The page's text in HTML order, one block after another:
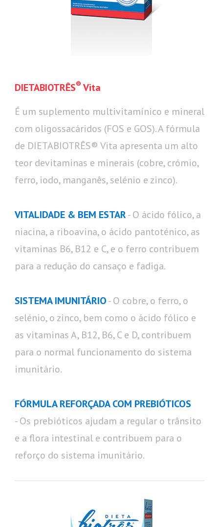
DIETABIOTRÊS® Vita
É um suplemento multivitamínico e mineral
com oligossacáridos (FOS e GOS). A fórmula
de DIETABIOTRÊS® Vita apresenta um alto
teor devitaminas e minerais (cobre, crómio,
ferro, iodo, manganês, selénio e zinco).
VITALIDADE & BEM ESTAR- O ácido fólico, a
niacina, a riboavina, o ácido pantoténico, as
vitaminas B6, B12 e C, e o ferro contribuem
para a redução do cansaço e fadiga.
SISTEMA IMUNITÁRIO- O cobre, o ferro, o
selénio, o zinco, bem como o ácido fólico e
as vitaminas A, B12, B6, C e D, contribuem
para o normal funcionamento do sistema
imunitário.
FÓRMULA REFORÇADA COM PREBIÓTICOS
- Os prebióticos ajudam a regular o trânsito
e a flora intestinal e contribuem para o
reforço do sistema imunitário.